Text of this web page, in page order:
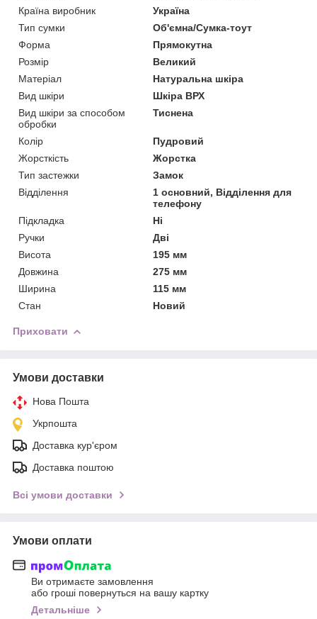
Країна виробник
Україна
Тип сумки
Об'ємна/Сумка-тоут
Форма
Прямокутна
Розмір
Великий
Матеріал
Натуральна шкіра
Вид шкіри
Шкіра ВРХ
Вид шкіри за способом
обробки
Тиснена
Колір
Пудровий
Жорсткість
Жорстка
Тип застежки
Замок
Відділення
1 основний, Відділення для
телефону
Підкладка
Ні
Ручки
Дві
Висота
195 мм
Довжина
275 мм
Ширина
115 мм
Стан
Новий
Приховати
Умови доставки
Нова Пошта
Укрпошта
Доставка кур'єром
Доставка поштою
Всі умови доставки
Умови оплати
Ви отримаєте замовлення
або гроші повернуться на вашу картку
Детальніше